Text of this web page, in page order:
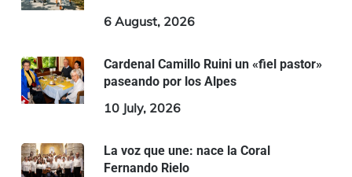
6 August, 2026
Cardenal Camillo Ruini un «fiel pastor»
paseando por los Alpes
10 July, 2026
La voz que une: nace la Coral
Fernando Rielo